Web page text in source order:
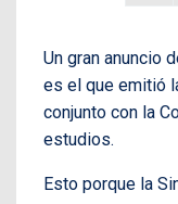
Un gran anuncio
es el que emitió
conjunto con la
estudios.
Esto porque la